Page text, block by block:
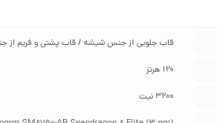
قاب جلویی از جنس شیشه / قاب پشتی و فریم از
120 هرتز
3200 نیت